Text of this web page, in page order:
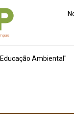
Ambiental"